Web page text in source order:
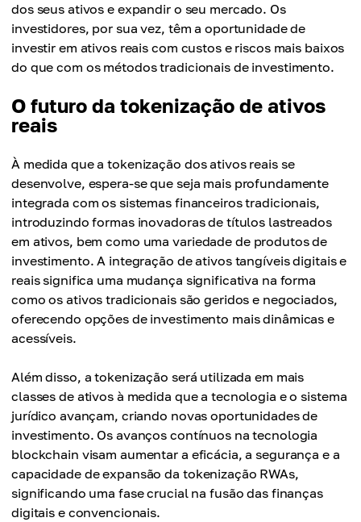
A tokenização pode aumentar significativamente a
liquidez de ativos normalmente ilíquidos, como
imóveis ou obras de arte, ao permitir a propriedade
parcial e transferências mais diretas.
A tokenização de ativos imobiliários otimiza e
complexos como compra, venda e transferência de
ativos imobiliários, reduzindo custos e
aumentando a eficiência.
Devido ao estágio inicial de desenvolvimento da
tokenização de ativos do mundo real, a adoção
generalizada da tokenização RWA depende da
entre a sociedade, especialmente por investidores
e reguladores.
A tokenização de RWA ainda enfrenta desafios
significativos, um dos quais é navegar numa
complicada rede de regulamentações entre
jurisdições. Esse fato também aumenta o tempo de
todos os processos de tokenização.
dos seus ativos e expandir o seu mercado. Os
investidores, por sua vez, têm a oportunidade de
investir em ativos reais com custos e riscos mais baixos
do que com os métodos tradicionais de investimento.
O futuro da tokenização de ativos
reais
À medida que a tokenização dos ativos reais se
desenvolve, espera-se que seja mais profundamente
integrada com os sistemas financeiros tradicionais,
introduzindo formas inovadoras de títulos lastreados
em ativos, bem como uma variedade de produtos de
investimento. A integração de ativos tangíveis digitais e
reais significa uma mudança significativa na forma
como os ativos tradicionais são geridos e negociados,
oferecendo opções de investimento mais dinâmicas e
acessíveis.
Além disso, a tokenização será utilizada em mais
classes de ativos à medida que a tecnologia e o sistema
jurídico avançam, criando novas oportunidades de
investimento. Os avanços contínuos na tecnologia
blockchain visam aumentar a eficácia, a segurança e a
capacidade de expansão da tokenização RWAs,
significando uma fase crucial na fusão das finanças
digitais e convencionais.